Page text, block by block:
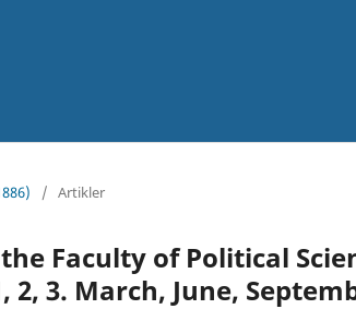
/ Artikler
Faculty of Political
3. March, June,